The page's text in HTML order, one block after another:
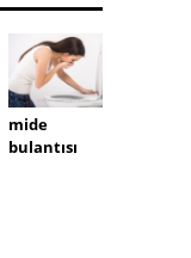
mide
bulantısı